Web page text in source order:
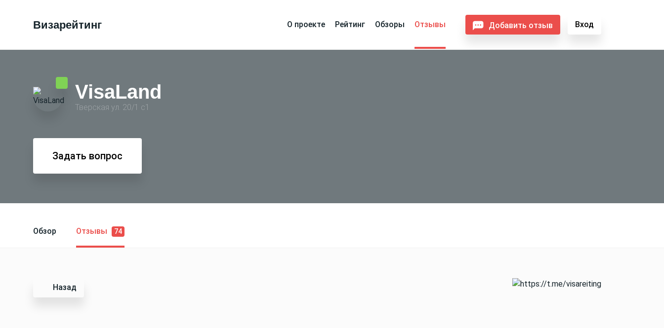
Визарейтинг О проекте Рейтинг Обзоры Отзывы Добавить отзыв Вход
VisaLand
Тверская ул. 20/1 с1
Задать вопрос
Обзор Отзывы 74
Назад